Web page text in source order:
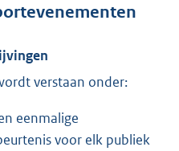
verstaan onder:
eenmalige
voor elk publiek